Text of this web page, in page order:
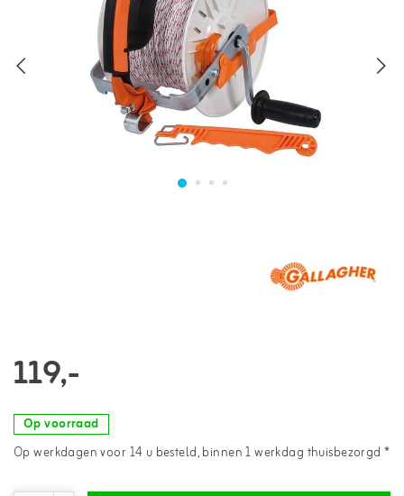
119,-
Op voorraad
Op werkdagen voor 14 u besteld, binnen 1 werkdag thuisbezorgd *